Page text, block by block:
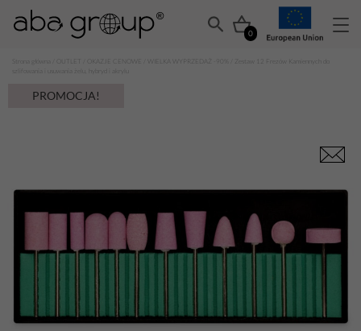
0
OKAZJE CENOWE WIELKA WYPRZEDAŻ -90%
PROMOCJA!